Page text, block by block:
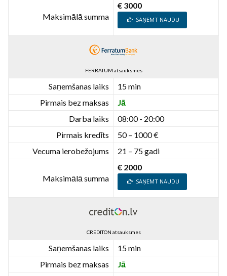
Maksimālā summa
€ 3000
SAŅEMT NAUDU
FERRATUM atsauksmes
Saņemšanas laiks
15 min
Pirmais bez maksas
Jā
Darba laiks
08:00 - 20:00
Pirmais kredīts
50 – 1000 €
Vecuma ierobežojums
21 – 75 gadi
Maksimālā summa
€ 2000
SAŅEMT NAUDU
CREDITON atsauksmes
Saņemšanas laiks
15 min
Pirmais bez maksas
Jā